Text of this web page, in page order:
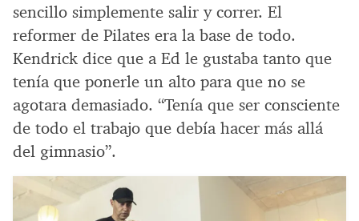
sencillo simplemente salir y correr. El
reformer de Pilates era la base de todo.
Kendrick dice que a Ed le gustaba tanto que
tenía que ponerle un alto para que no se
agotara demasiado. “Tenía que ser consciente
de todo el trabajo que debía hacer más allá
del gimnasio”.